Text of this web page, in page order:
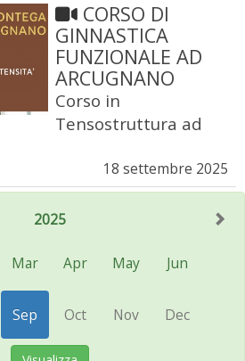
CORSO DI
GINNASTICA
FUNZIONALE AD
ARCUGNANO
Corso in
Tensostruttura ad
18 settembre 2025
2025
Mar Apr May Jun
Sep Oct Nov Dec